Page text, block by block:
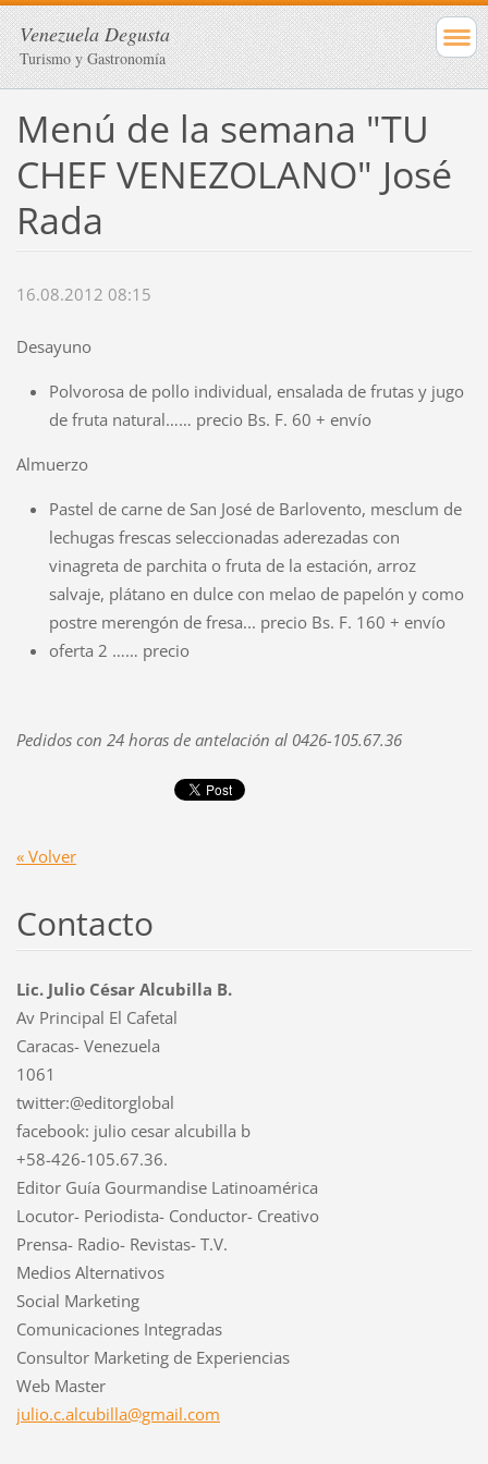
Venezuela Degusta
Turismo y Gastronomía
Menú de la semana "TU
CHEF VENEZOLANO" José
Rada
16.08.2012 08:15
Desayuno
Polvorosa de pollo individual, ensalada de frutas y jugo
de fruta natural…… precio Bs. F. 60 + envío
Almuerzo
Pastel de carne de San José de Barlovento, mesclum de
lechugas frescas seleccionadas aderezadas con
vinagreta de parchita o fruta de la estación, arroz
salvaje, plátano en dulce con melao de papelón y como
postre merengón de fresa... precio Bs. F. 160 + envío
oferta 2 …… precio
Pedidos con 24 horas de antelación al 0426-105.67.36
« Volver
Contacto
Lic. Julio César Alcubilla B.
Av Principal El Cafetal
Caracas- Venezuela
1061
twitter:@editorglobal
facebook: julio cesar alcubilla b
+58-426-105.67.36.
Editor Guía Gourmandise Latinoamérica
Locutor- Periodista- Conductor- Creativo
Prensa- Radio- Revistas- T.V.
Medios Alternativos
Social Marketing
Comunicaciones Integradas
Consultor Marketing de Experiencias
Web Master
julio.c.alcubilla@gmail.com